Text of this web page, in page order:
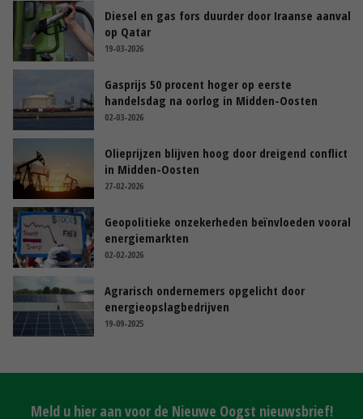
Diesel en gas fors duurder door Iraanse aanval
op Qatar
19-03-2026
Gasprijs 50 procent hoger op eerste
handelsdag na oorlog in Midden-Oosten
02-03-2026
Olieprijzen blijven hoog door dreigend conflict
in Midden-Oosten
27-02-2026
Geopolitieke onzekerheden beïnvloeden vooral
energiemarkten
02-02-2026
Agrarisch ondernemers opgelicht door
energieopslagbedrijven
19-09-2025
Meld u hier aan voor de Nieuwe Oogst nieuwsbrief!